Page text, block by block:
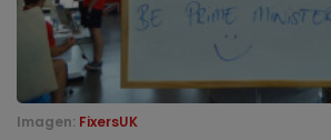
Imagen: FixersUK